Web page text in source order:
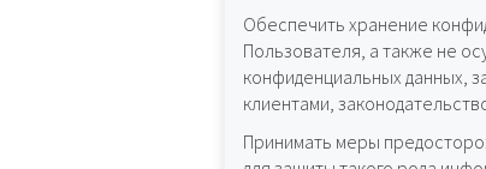
Обеспечить хранение
Пользователя, а также не
конфиденциальных данных,
клиентами,
Принимать меры